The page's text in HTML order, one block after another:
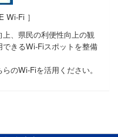
Wi-Fi ］
、県民の利便性向上の観
きるWi-Fiスポットを整備
のWi-Fiを活用ください。